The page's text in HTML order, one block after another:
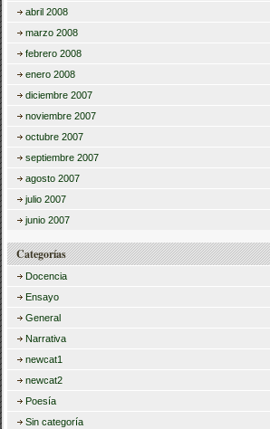
abril 2008
marzo 2008
febrero 2008
enero 2008
diciembre 2007
noviembre 2007
octubre 2007
septiembre 2007
agosto 2007
julio 2007
junio 2007
Categorías
Docencia
Ensayo
General
Narrativa
newcat1
newcat2
Poesía
Sin categoría